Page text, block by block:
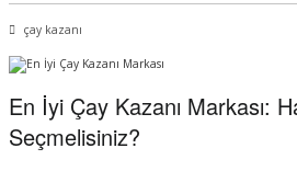
çay kazanı
En İyi Çay Kazanı Markası:
Seçmelisiniz?